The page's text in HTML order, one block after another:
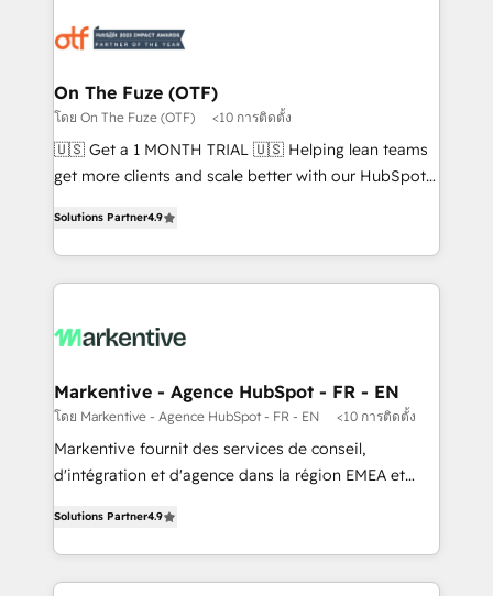
results, fast. ⚙️CRM & RevOps: Align all Hubs to your
🎯Demand Gen & ABM: Drive pipeline with inbound,
ABM, AEO, SEO, & paid media. 👩‍💻Web Design:
Build high-performing websites with UX, messaging,
& conversion strategy that drive results. 🤖AI
AI, & maximize AEO with tailored AI services. 🧩
Integrations: Extend HubSpot with custom
On The Fuze (OTF)
โดย On The Fuze (OTF) <10 การติดตั้ง
🇺🇸 Get a 1 MONTH TRIAL 🇺🇸 Helping lean teams
get more clients and scale better with our HubSpot
Win more business - Reduce no-shows - Improve
lead & deal conversion rates - Scale with less
What do you get? 🤓 Our client's are too busy to
Personal Consultant + Tech Team to handle the
heavy lifting of mapping out AND building your ideal
system. + Get best practices and 'don't know what
you don't know' recommendations to maximize
6,500+ Partners) and was named 2023 HubSpot
Partner of the Year 💥 Trusted by 2,500+ companies
Solutions Partner4.9
Markentive - Agence HubSpot - FR - EN
โดย Markentive - Agence HubSpot - FR - EN <10 การติดตั้ง
Markentive fournit des services de conseil,
d'intégration et d'agence dans la région EMEA et
marketing automation, Growth, Revops, CRM et
webdesign. Markentive is both a consulting firm, a
digital agency and an integrator. With over 115
Solutions Partner4.9